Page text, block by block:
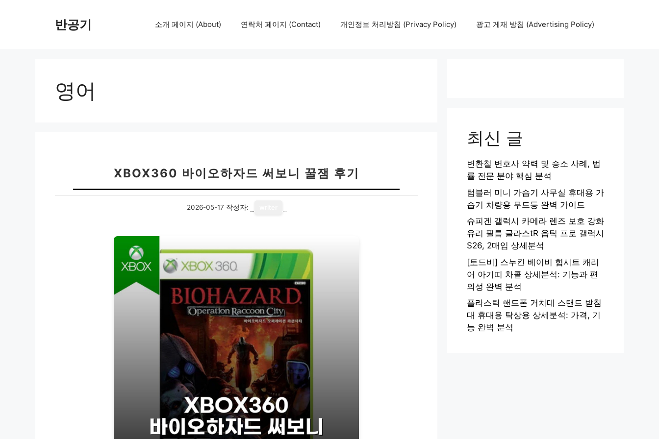
반공기 소개 페이지 (About) 연락처 페이지 (Contact) 개인정보 처리방침 (Privacy Policy) 광고 게재 방침 (Advertising Policy)
영어
XBOX360 바이오하자드 써보니 꿀잼 후기
2026-05-17 작성자:
최신 글
변환철 변호사 약력 및 승소 사례, 법
률 전문 분야 핵심 분석
텀블러 미니 가습기 사무실 휴대용 가
습기 차량용 무드등 완벽 가이드
슈피겐 갤럭시 카메라 렌즈 보호 강화
유리 필름 글라스tR 옵틱 프로 갤럭시
S26, 2매입 상세분석
[토드비] 스누킨 베이비 힙시트 캐리
어 아기띠 차콜 상세분석: 기능과 편
의성 완벽 분석
플라스틱 핸드폰 거치대 스탠드 받침
대 휴대용 탁상용 상세분석: 가격, 기
능 완벽 분석